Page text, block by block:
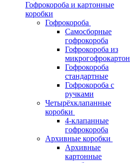
Гофрокороба и картонные
коробки
Гофрокороба
Самосборные
гофрокороба
Гофрокороба из
микрогофрокартон
Гофрокороба
стандартные
Гофрокороба с
ручками
Четырёхклапанные
коробки
4-клапанные
гофрокороба
Архивные коробки
Архивные
картонные